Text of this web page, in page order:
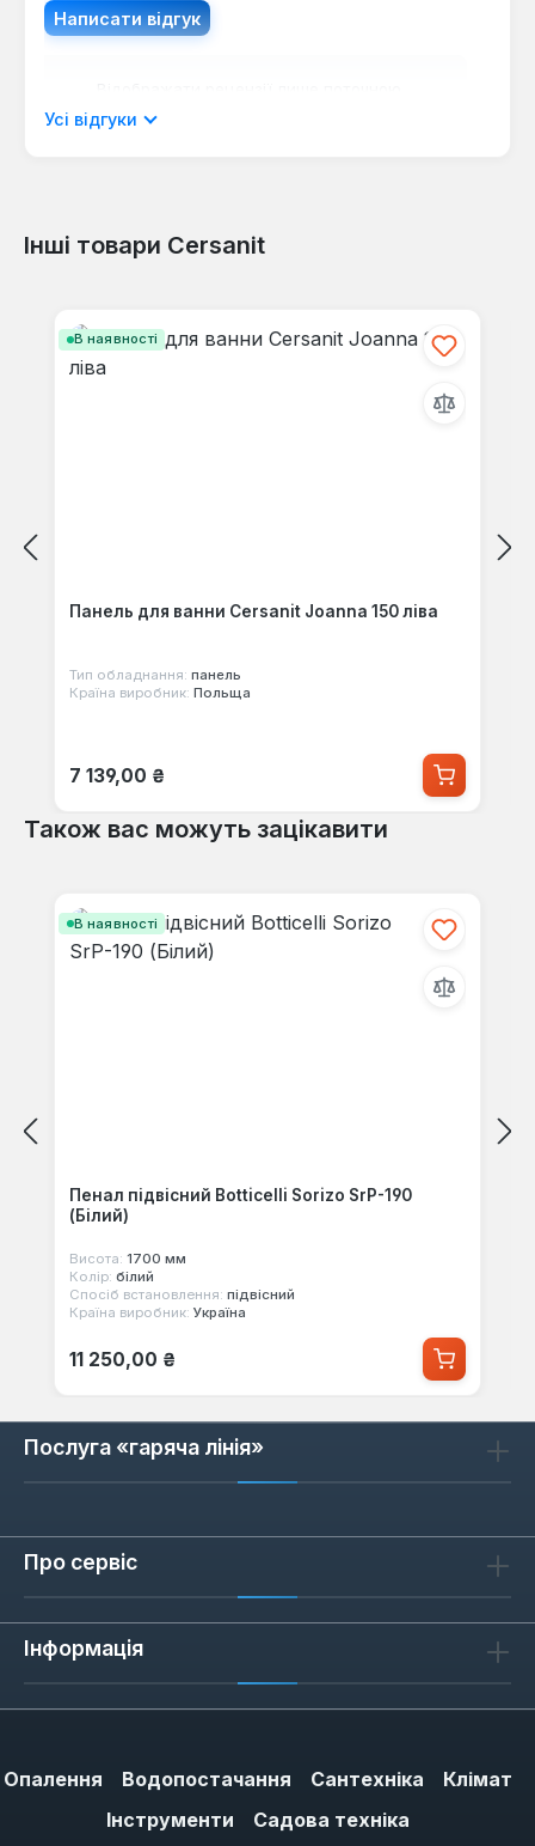
Написати відгук
мовою.
Відгуків не знайдено. Поділіться
Усі відгуки
Інші товари Cersanit
В наявності
Панель для ванни Cersanit Joanna 150 ліва
Тип обладнання: панель
Країна виробник: Польща
Звичайна ціна:
7 139,00 ₴
Також вас можуть зацікавити
В наявності
Пенал підвісний Botticelli Sorizo SrР-190
(Білий)
Висота: 1700 мм
Колір: білий
Спосіб встановлення: підвісний
Країна виробник: Україна
Звичайна ціна:
11 250,00 ₴
Послуга «гаряча лінія»
Про сервіс
Інформація
Опалення Водопостачання Сантехніка
Клімат
Інструменти
Садова техніка